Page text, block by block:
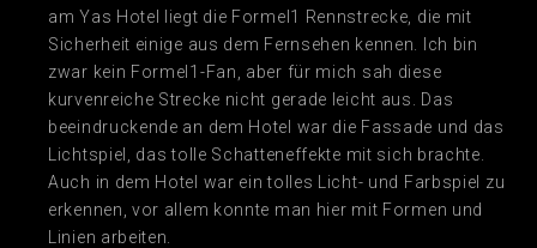
am Yas Hotel liegt die Formel1 Rennstrecke, die mit
Sicherheit einige aus dem Fernsehen kennen. Ich bin
zwar kein Formel1-Fan, aber für mich sah diese
kurvenreiche Strecke nicht gerade leicht aus. Das
beeindruckende an dem Hotel war die Fassade und das
Lichtspiel, das tolle Schatteneffekte mit sich brachte.
Auch in dem Hotel war ein tolles Licht- und Farbspiel zu
erkennen, vor allem konnte man hier mit Formen und
Linien arbeiten.